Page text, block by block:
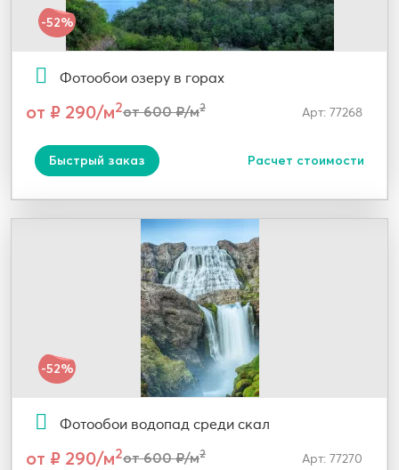
-52%
Фотообои озеру в горах
от ₽ 290/м2от 600 ₽/м2 Арт: 77268
Быстрый заказ Расчет стоимости
-52%
Фотообои водопад среди скал
от ₽ 290/м2от 600 ₽/м2 Арт: 77270